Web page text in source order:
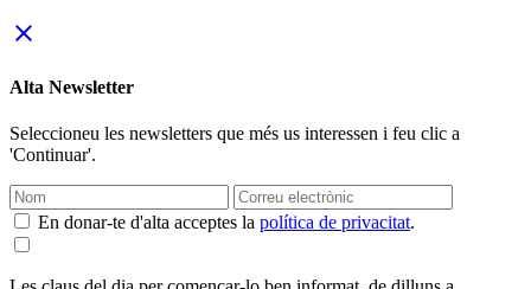
close
Alta Newsletter
Seleccioneu les newsletters que més us interessen i feu clic a
'Continuar'.
En donar-te d'alta acceptes la política de privacitat.